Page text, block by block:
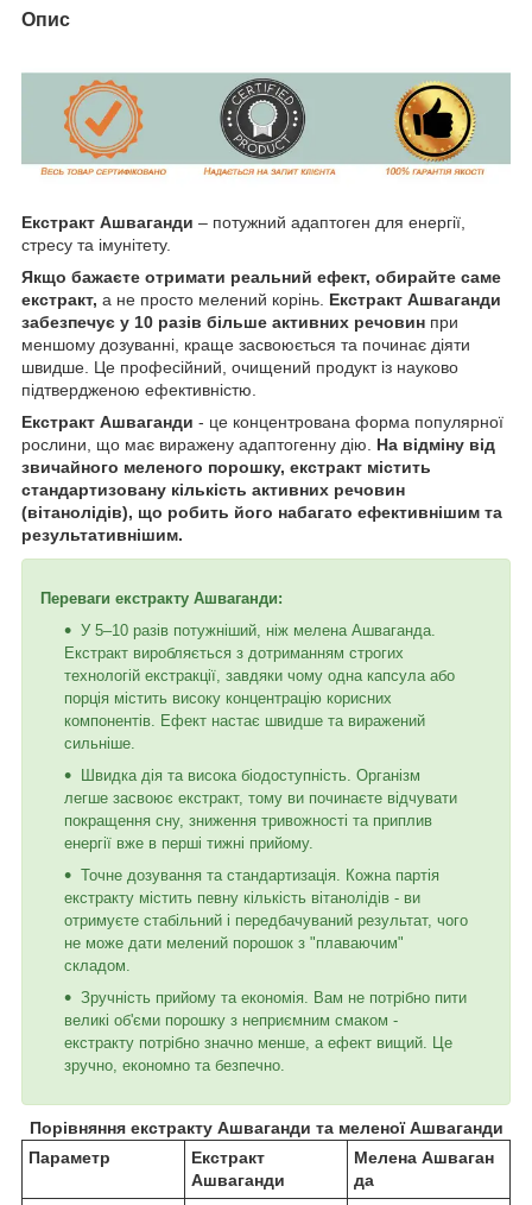
Опис
Екстракт Ашваганди – потужний адаптоген для енергії,
стресу та імунітету.
Якщо бажаєте отримати реальний ефект, обирайте саме
екстракт, а не просто мелений корінь. Екстракт Ашваганди
забезпечує у 10 разів більше активних речовин при
меншому дозуванні, краще засвоюється та починає діяти
швидше. Це професійний, очищений продукт із науково
підтвердженою ефективністю.
Екстракт Ашваганди - це концентрована форма популярної
рослини, що має виражену адаптогенну дію. На відміну від
звичайного меленого порошку, екстракт містить
стандартизовану кількість активних речовин
(вітанолідів), що робить його набагато ефективнішим та
результативнішим.
Переваги екстракту Ашваганди:
У 5–10 разів потужніший, ніж мелена Ашваганда.
Екстракт виробляється з дотриманням строгих
технологій екстракції, завдяки чому одна капсула або
порція містить високу концентрацію корисних
компонентів. Ефект настає швидше та виражений
сильніше.
Швидка дія та висока біодоступність. Організм
легше засвоює екстракт, тому ви починаєте відчувати
покращення сну, зниження тривожності та приплив
енергії вже в перші тижні прийому.
Точне дозування та стандартизація. Кожна партія
екстракту містить певну кількість вітанолідів - ви
отримуєте стабільний і передбачуваний результат, чого
не може дати мелений порошок з "плаваючим"
складом.
Зручність прийому та економія. Вам не потрібно пити
великі об'єми порошку з неприємним смаком -
екстракту потрібно значно менше, а ефект вищий. Це
зручно, економно та безпечно.
Порівняння екстракту Ашваганди та меленої Ашваганди
Параметр
Екстракт
Ашваганди
Мелена Ашваган
да